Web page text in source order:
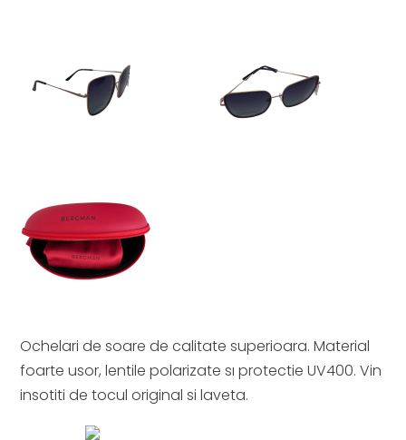
Ochelari de soare de calitate superioara. Material
foarte usor, lentile polarizate sı protectie UV400. Vin
insotiti de tocul original si laveta.